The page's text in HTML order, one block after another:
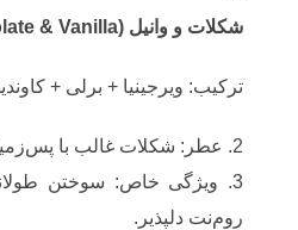
شکلات و وانیل (Chocolate & Vanilla):
ترکیب: ویرجینیا + برلی +
عطر: شکلات غالب با
ویژگی خاص: سوختن
روم‌نت دلپذیر.